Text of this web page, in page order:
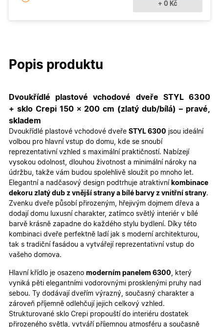
+ 0 Kč
Popis produktu
Dvoukřídlé plastové vchodové dveře STYL 6300
+ sklo Crepi 150 × 200 cm (zlatý dub/bílá) – pravé,
skladem
Dvoukřídlé plastové vchodové dveře STYL 6300 jsou ideální
volbou pro hlavní vstup do domu, kde se snoubí
reprezentativní vzhled s maximální praktičností. Nabízejí
vysokou odolnost, dlouhou životnost a minimální nároky na
údržbu, takže vám budou spolehlivě sloužit po mnoho let.
Elegantní a nadčasový design podtrhuje atraktivní kombinace
dekoru zlatý dub z vnější strany a bílé barvy z vnitřní strany.
Zvenku dveře působí přirozeným, hřejivým dojmem dřeva a
dodají domu luxusní charakter, zatímco světlý interiér v bílé
barvě krásně zapadne do každého stylu bydlení. Díky této
kombinaci dveře perfektně ladí jak s moderní architekturou,
tak s tradiční fasádou a vytvářejí reprezentativní vstup do
vašeho domova.
Hlavní křídlo je osazeno moderním panelem 6300, který
vyniká pěti elegantními vodorovnými prosklenými pruhy nad
sebou. Ty dodávají dveřím výrazný, současný charakter a
zároveň příjemně odlehčují jejich celkový vzhled.
Strukturované sklo Crepi propouští do interiéru dostatek
přirozeného světla, vytváří příjemnou atmosféru a současně